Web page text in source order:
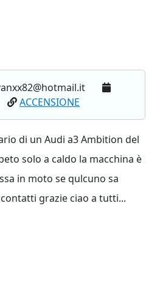
ACCENSIONE
di un Audi a3 Ambition del
solo a caldo la macchina è
in moto se qulcuno sa
grazie ciao a tutti...